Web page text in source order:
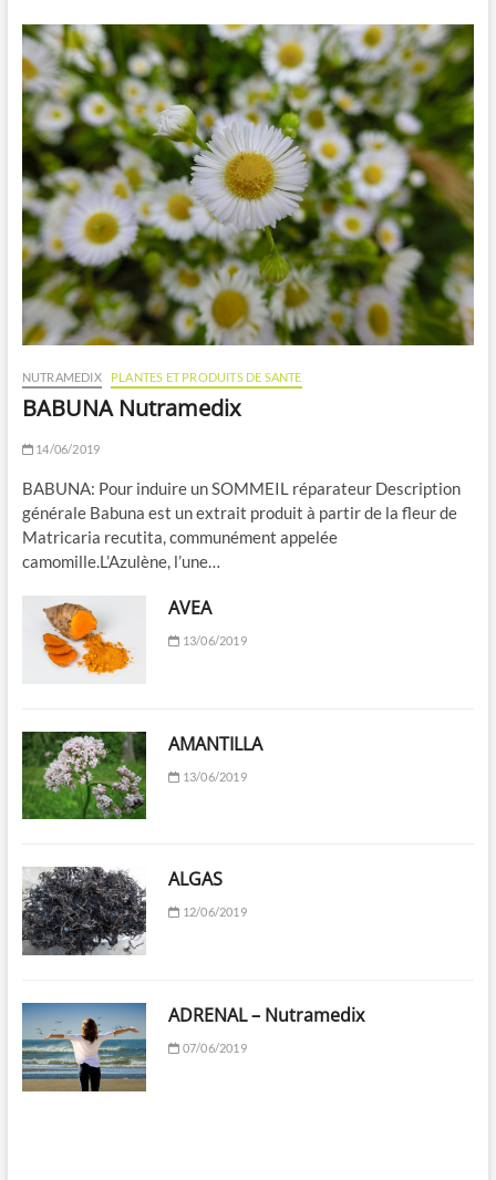
NUTRAMEDIX PLANTES ET PRODUITS DE SANTE
BABUNA Nutramedix
14/06/2019
BABUNA: Pour induire un SOMMEIL réparateur Description
générale Babuna est un extrait produit à partir de la fleur de
Matricaria recutita, communément appelée
camomille.L’Azulène, l’une…
AVEA
13/06/2019
AMANTILLA
13/06/2019
ALGAS
12/06/2019
ADRENAL – Nutramedix
07/06/2019